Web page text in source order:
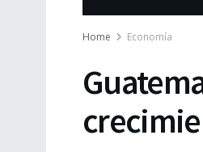
Home Economía